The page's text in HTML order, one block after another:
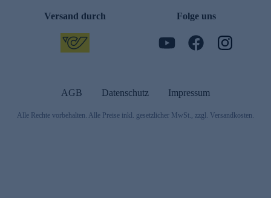
Versand durch Folge uns
AGB Datenschutz Impressum
Alle Rechte vorbehalten. Alle Preise inkl. gesetzlicher MwSt., zzgl. Versandkosten.